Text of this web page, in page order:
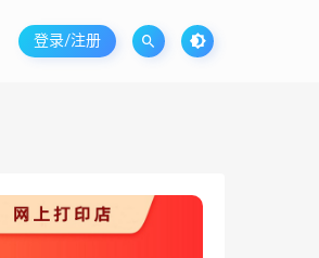
登录/注册